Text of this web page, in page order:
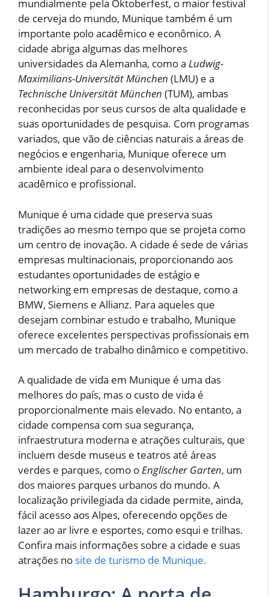
mundialmente pela Oktoberfest, o maior festival
de cerveja do mundo, Munique também é um
importante polo acadêmico e econômico. A
cidade abriga algumas das melhores
universidades da Alemanha, como a Ludwig-
Maximilians-Universität München (LMU) e a
Technische Universität München (TUM), ambas
reconhecidas por seus cursos de alta qualidade e
suas oportunidades de pesquisa. Com programas
variados, que vão de ciências naturais a áreas de
negócios e engenharia, Munique oferece um
ambiente ideal para o desenvolvimento
acadêmico e profissional.
Munique é uma cidade que preserva suas
tradições ao mesmo tempo que se projeta como
um centro de inovação. A cidade é sede de várias
empresas multinacionais, proporcionando aos
estudantes oportunidades de estágio e
networking em empresas de destaque, como a
BMW, Siemens e Allianz. Para aqueles que
desejam combinar estudo e trabalho, Munique
oferece excelentes perspectivas profissionais em
um mercado de trabalho dinâmico e competitivo.
A qualidade de vida em Munique é uma das
melhores do país, mas o custo de vida é
proporcionalmente mais elevado. No entanto, a
cidade compensa com sua segurança,
infraestrutura moderna e atrações culturais, que
incluem desde museus e teatros até áreas
verdes e parques, como oEnglischer Garten, um
dos maiores parques urbanos do mundo. A
localização privilegiada da cidade permite, ainda,
fácil acesso aos Alpes, oferecendo opções de
lazer ao ar livre e esportes, como esqui e trilhas.
Confira mais informações sobre a cidade e suas
atrações no site de turismo de Munique.